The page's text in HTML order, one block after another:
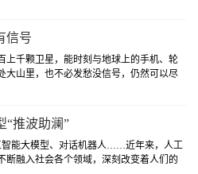
信号
上千颗卫星，能时刻与地球上的手机、轮
山里，也不必发愁没信号，仍然可以尽
或者空中，都可以准确获取货物的位置、
“推波助澜”
能大模型、对话机器人……近年来，人工
断融入社会各个领域，深刻改变着人们的